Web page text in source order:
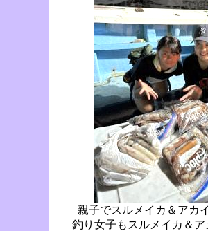
親子でスルメイカ＆アカ
釣り女子もスルメイカ＆